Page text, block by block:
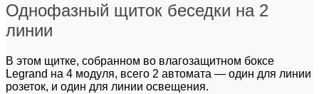
Однофазный щиток беседки на 2
линии
В этом щитке, собранном во влагозащитном боксе
Legrand на 4 модуля, всего 2 автомата — один для линии
розеток, и один для линии освещения.